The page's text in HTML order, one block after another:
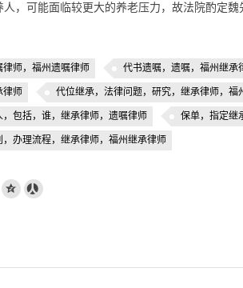
，可能面临较更大的养老压力，故法院酌定魏
师，福州遗嘱律师 代书遗嘱，遗嘱，福州继承
律师 代位继承，法律问题，研究，继承律师，福
包括，谁，继承律师，遗嘱律师 保单，指定继
办理流程，继承律师，福州继承律师